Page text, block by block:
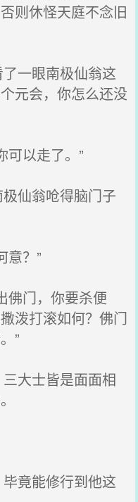
则休怪天庭不念旧
一眼南极仙翁这
元会，你怎么还没
以走了。”
仙翁呛得脑门子
意？”
佛门，你要杀便
泼打滚如何？佛门
”
大士皆是面面相
竟能修行到他这